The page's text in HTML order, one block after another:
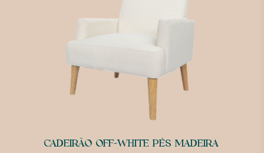
CADEIRÃO OFF-WHITE PÉS MADEIRA